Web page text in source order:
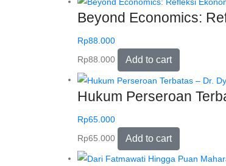
Beyond Economics:
Rp88.000
Rp88.000 Add to cart
Hukum Perseroan
Rp65.000
Rp65.000 Add to cart